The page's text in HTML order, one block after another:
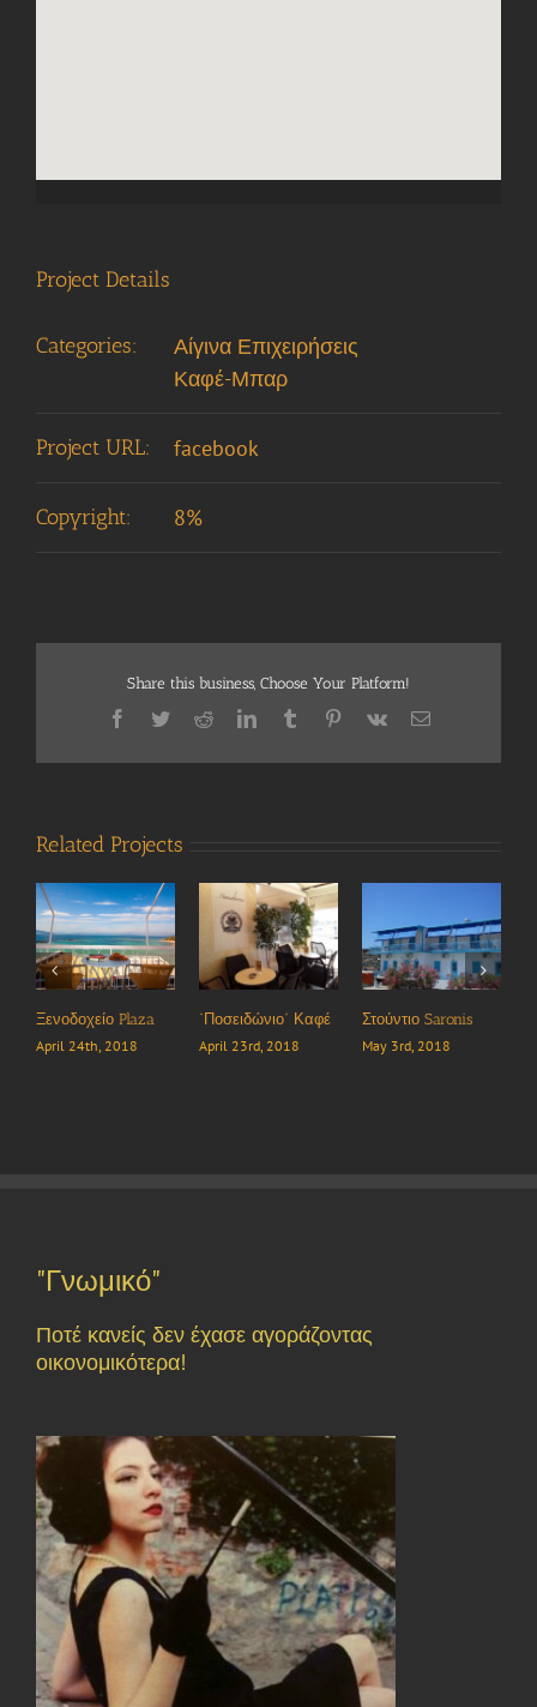
Project Details
Categories:
Αίγινα Επιχειρήσεις
Καφέ-Μπαρ
Project URL: facebook
Copyright: 8%
Share this business, Choose Your Platform!
Facebook
TwitterRedditLinkedInTumblr Pinterest
Vk Email
Related Projects
Καφέ
23rd, 2018
Στούντιο Saronis
May 3rd, 2018
Εστιατόριο “Θυμάρι”
May 2nd, 2018
"Γνωμικό"
Ποτέ κανείς δεν έχασε αγοράζοντας
οικονομικότερα!